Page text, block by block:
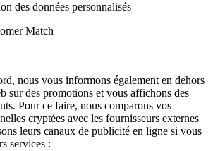
des données personnalisés
Match
nous vous informons également en dehors
sur des promotions et vous affichons des
Pour ce faire, nous comparons vos
cryptées avec les fournisseurs externes
leurs canaux de publicité en ligne si vous
services :